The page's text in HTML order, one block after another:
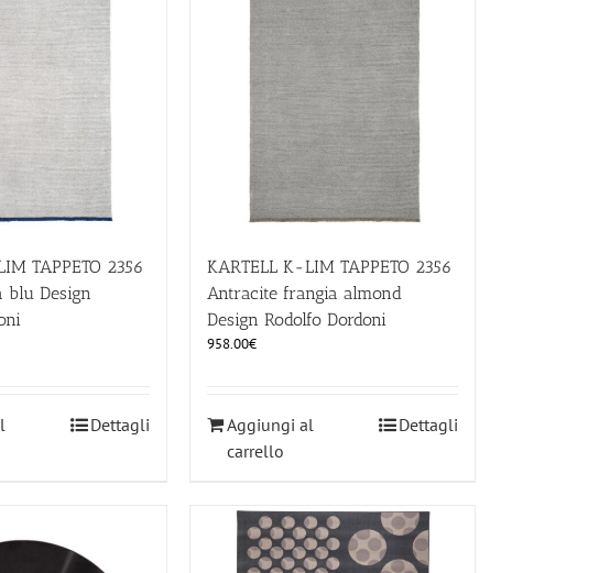
TAPPETO 2356
blu Design
Dettagli
KARTELL K-LIM TAPPETO 2356
Antracite frangia almond
Design Rodolfo Dordoni
958.00€
Aggiungi al
carrello
Dettagli